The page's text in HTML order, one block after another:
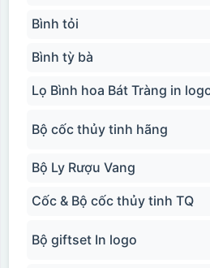
Bình tỏi
Bình tỳ bà
Lọ Bình hoa Bát Tràng in
Bộ cốc thủy tinh hãng
Bộ Ly Rượu Vang
Cốc & Bộ cốc thủy tinh TQ
Bộ giftset In logo